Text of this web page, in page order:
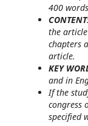
400
CONTENT
the
chapters
article.
KEY
and in
If the
congress
specified